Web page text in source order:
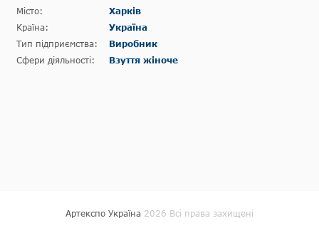
Місто:
Харків
Країна:
Україна
Тип підприємства:
Виробник
Сфери діяльності:
Взуття жіноче
Артекспо Україна 2026 Всі права захищені